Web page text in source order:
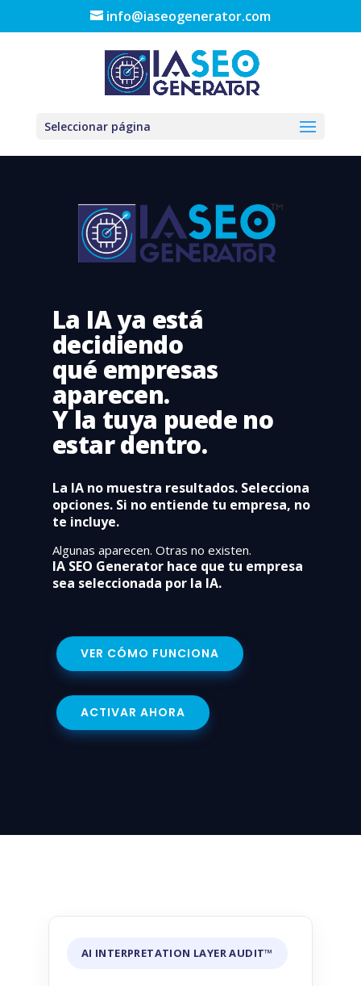
info@iaseogenerator.com
Seleccionar página
La IA ya está
decidiendo
qué empresas
aparecen.
Y la tuya puede no
estar dentro.
La IA no muestra resultados. Selecciona
opciones. Si no entiende tu empresa, no
te incluye.
Algunas aparecen. Otras no existen.
IA SEO Generator hace que tu empresa
sea seleccionada por la IA.
VER CÓMO FUNCIONA
ACTIVAR AHORA
AI INTERPRETATION LAYER AUDIT™